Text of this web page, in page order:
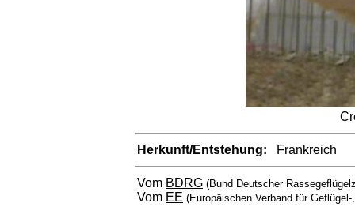
Herkunft/Entstehung: Frankreich
Vom BDRG (Bund Deutscher
Vom EE (Europäischen Verband für